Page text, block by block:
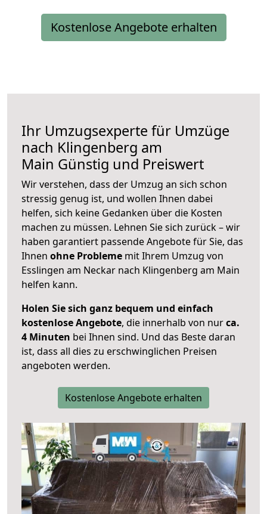
Kostenlose Angebote erhalten
Ihr Umzugsexperte für Umzüge
nach Klingenberg am
Main Günstig und Preiswert
Wir verstehen, dass der Umzug an sich schon
stressig genug ist, und wollen Ihnen dabei
helfen, sich keine Gedanken über die Kosten
machen zu müssen. Lehnen Sie sich zurück – wir
haben garantiert passende Angebote für Sie, das
Ihnen ohne Probleme mit Ihrem Umzug von
Esslingen am Neckar nach Klingenberg am Main
helfen kann.
Holen Sie sich ganz bequem und einfach
kostenlose Angebote, die innerhalb von nurca.
4 Minuten bei Ihnen sind. Und das Beste daran
ist, dass all dies zu erschwinglichen Preisen
angeboten werden.
Kostenlose Angebote erhalten